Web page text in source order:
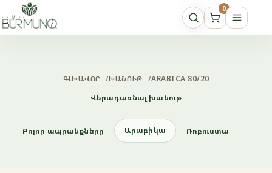
0
ԳԼԽԱՎՈՐ /ԽԱՆՈՒԹ /ARABICA 80/20
Վերադառնալ խանութ
Բոլոր ապրանքները Արաբիկա Ռոբուստա